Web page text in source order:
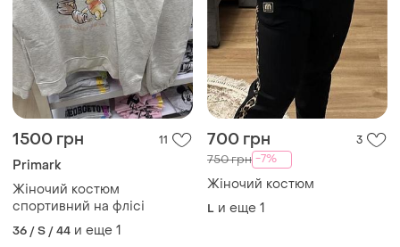
1500 грн 11
Primark
Жіночий костюм
спортивний на флісі
36 / S / 44 и еще 1
700 грн 3
750 грн -7%
Жіночий костюм
L и еще 1